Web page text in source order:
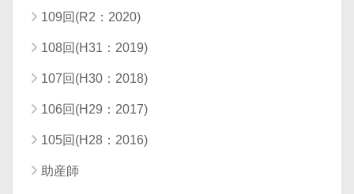
109回(R2：2020)
108回(H31：2019)
107回(H30：2018)
106回(H29：2017)
105回(H28：2016)
助産師